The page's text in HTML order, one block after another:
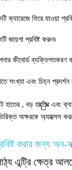
ক্যারেজে ফিরে যাওয়া
জায়গা প্রবিষ্ট করুন৷
কীবোর্ড ব্যক্তিগতকরণ
সংখ্যা এবং চিহ্ন
হাতের , বড় হাতের এবং
অক্ষরকে অ্যাক্সেস
করার জন্য অন-
এন্ট্রি ক্ষেত্র